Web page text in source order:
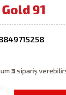
91
3sipariş